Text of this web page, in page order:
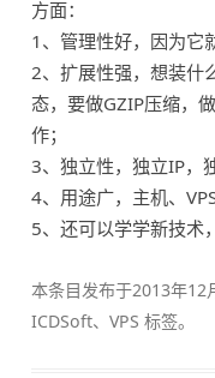
方面：
1、管理性好，因为它
2、扩展性强，想装什
态，要做GZIP压缩，
作；
3、独立性，独立IP，
4、用途广，主机、
5、还可以学学新技
本条目发布于2013年12
ICDSoft、VPS 标签。